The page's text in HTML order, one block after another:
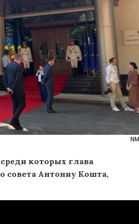
NM
которых глава
совета Антониу Кошта,